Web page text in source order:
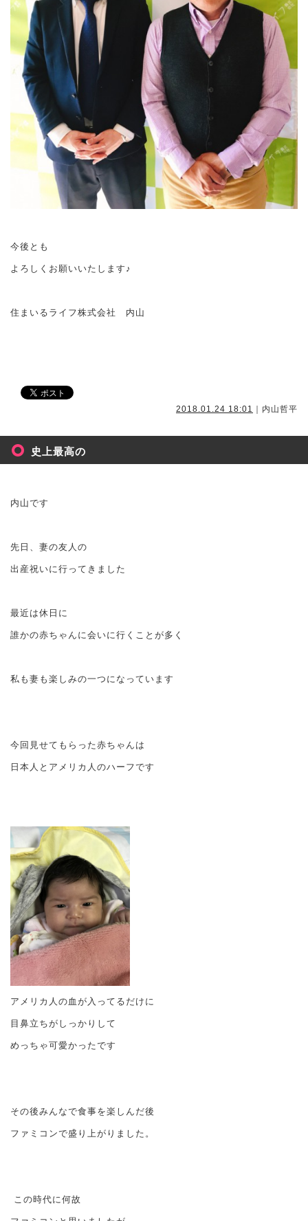
今後とも
よろしくお願いいたします♪
住まいるライフ株式会社 内山
2018.01.24 18:01 ｜内山哲平
史上最高の
内山です
先日、妻の友人の
出産祝いに行ってきました
最近は休日に
誰かの赤ちゃんに会いに行くことが多く
私も妻も楽しみの一つになっています
今回見せてもらった赤ちゃんは
日本人とアメリカ人のハーフです
アメリカ人の血が入ってるだけに
目鼻立ちがしっかりして
めっちゃ可愛かったです
その後みんなで食事を楽しんだ後
ファミコンで盛り上がりました。
この時代に何故